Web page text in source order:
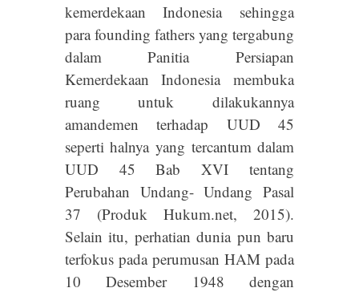
kemerdekaan Indonesia sehingga
para founding fathers yang tergabung
dalam Panitia Persiapan
Kemerdekaan Indonesia membuka
ruang untuk dilakukannya
amandemen terhadap UUD 45
seperti halnya yang tercantum dalam
UUD 45 Bab XVI tentang
Perubahan Undang- Undang Pasal
37 (Produk Hukum.net, 2015).
Selain itu, perhatian dunia pun baru
terfokus pada perumusan HAM pada
10 Desember 1948 dengan